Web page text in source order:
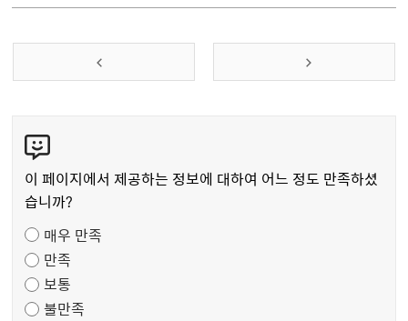
텐
츠
만
도
조
사
이 페이지에서 제공하는 정보에 대하여 어느 정도 만족하셨
습니까?
매우 만족
만족
보통
불만족